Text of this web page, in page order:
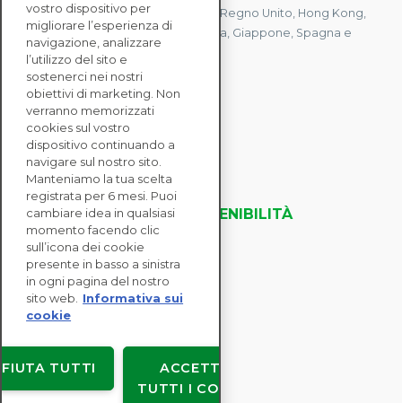
Abbiamo uffici in Francia, Stati Uniti, Regno Unito, Hong Kong,
Mauritius, Polonia, Canada, Germania, Giappone, Spagna e
Singapore.
CONTATTACI
SOLUZIONI
ENTERPRISE
VALUTAZIONI DELLA SOSTENIBILITÀ
RISORSE
INFORMAZIONI
Copyright © EcoVadis
Accordi con gli utenti
Privacy dei dati
vostro dispositivo per
migliorare l’esperienza di
navigazione, analizzare
l’utilizzo del sito e
sostenerci nei nostri
obiettivi di marketing. Non
verranno memorizzati
cookies sul vostro
dispositivo continuando a
navigare sul nostro sito.
Manteniamo la tua scelta
registrata per 6 mesi. Puoi
cambiare idea in qualsiasi
momento facendo clic
sull’icona dei cookie
presente in basso a sinistra
in ogni pagina del nostro
sito web.
Informativa sui
cookie
ACCETTA
TUTTI I COOKIE
TUTTI